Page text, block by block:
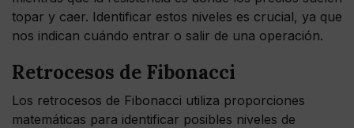
topar y caer. Identificar estos niveles es crucial, ya que
nos indican cuándo entrar o salir de una operación.
Retrocesos de Fibonacci
Los retrocesos de Fibonacci utiliza proporciones
matemáticas para identificar posibles niveles de